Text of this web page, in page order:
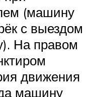
(машину
с выездом
На правом
движения
машину